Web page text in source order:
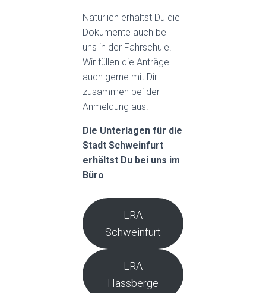
Natürlich erhältst Du die
Dokumente auch bei
uns in der Fahrschule.
Wir füllen die Anträge
auch gerne mit Dir
zusammen bei der
Anmeldung aus.
Die Unterlagen für die
Stadt Schweinfurt
erhältst Du bei uns im
Büro
LRA
Schweinfurt
LRA
Hassberge